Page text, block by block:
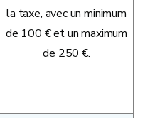
la taxe, avec un minimum
de 100 € et un maximum
de 250 €.